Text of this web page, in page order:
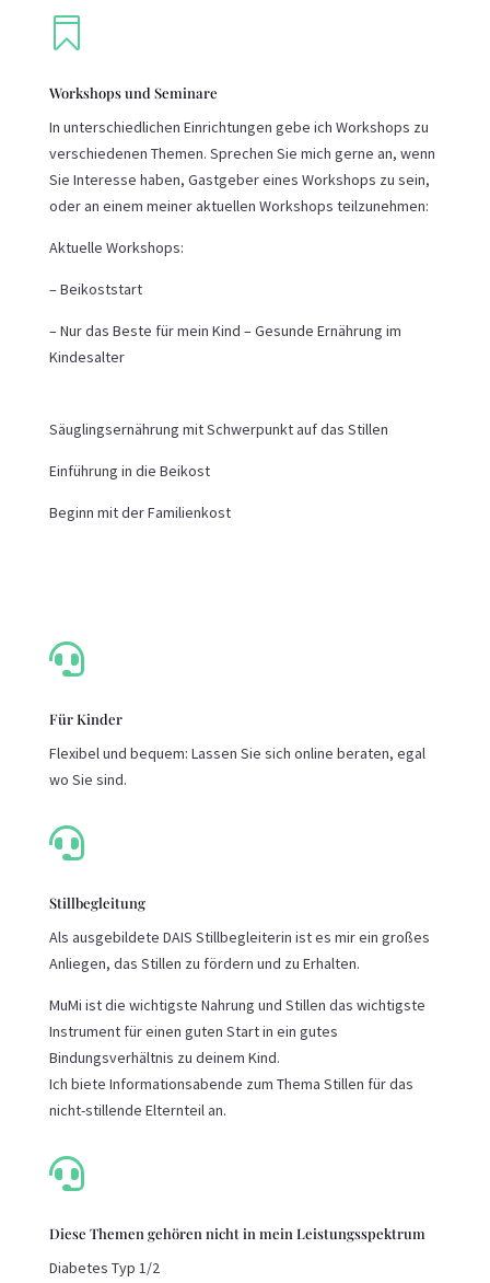

Workshops und Seminare
In unterschiedlichen Einrichtungen gebe ich Workshops zu
verschiedenen Themen. Sprechen Sie mich gerne an, wenn
Sie Interesse haben, Gastgeber eines Workshops zu sein,
oder an einem meiner aktuellen Workshops teilzunehmen:
Aktuelle Workshops:
–Beikoststart
– Nur das Beste für mein Kind –Gesunde Ernährung im
Kindesalter
Säuglingsernährung mit Schwerpunkt auf das Stillen
Einführung in die Beikost
Beginn mit der Familienkost

Für Kinder
Flexibel und bequem: Lassen Sie sich online beraten, egal
wo Sie sind.

Stillbegleitung
Als ausgebildete DAIS Stillbegleiterin ist es mir ein großes
Anliegen, das Stillen zu fördern und zu Erhalten.
MuMi ist die wichtigste Nahrung und Stillen das wichtigste
Instrument für einen guten Start in ein gutes
Bindungsverhältnis zu deinem Kind.
Ich biete Informationsabende zum Thema Stillen für das
nicht-stillende Elternteil an.

Diese Themen gehören nicht in mein Leistungsspektrum
Diabetes Typ 1/2